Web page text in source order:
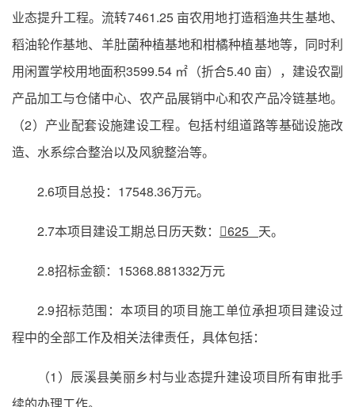
业态提升工程。流转7461.25 亩农用地打造稻渔共生基地、
稻油轮作基地、羊肚菌种植基地和柑橘种植基地等，同时利
用闲置学校用地面积3599.54 ㎡（折合5.40 亩），建设农副
产品加工与仓储中心、农产品展销中心和农产品冷链基地。
（2）产业配套设施建设工程。包括村组道路等基础设施改
造、水系综合整治以及风貌整治等。
2.6项目总投：17548.36万元。
2.7本项目建设工期总日历天数： 625 天。
2.8招标金额：15368.881332万元
2.9招标范围：本项目的项目施工单位承担项目建设过
程中的全部工作及相关法律责任，具体包括：
（1）辰溪县美丽乡村与业态提升建设项目所有审批手
续的办理工作。